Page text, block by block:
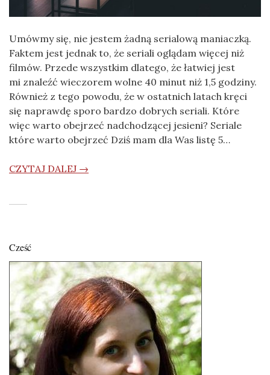
Umówmy się, nie jestem żadną serialową maniaczką.
Faktem jest jednak to, że seriali oglądam więcej niż
filmów. Przede wszystkim dlatego, że łatwiej jest
mi znaleźć wieczorem wolne 40 minut niż 1,5 godziny.
Również z tego powodu, że w ostatnich latach kręci
się naprawdę sporo bardzo dobrych seriali. Które
więc warto obejrzeć nadchodzącej jesieni? Seriale
które warto obejrzeć Dziś mam dla Was listę 5…
CZYTAJ DALEJ →
Cześć